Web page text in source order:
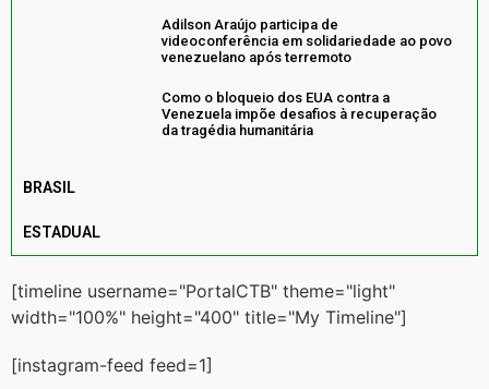
Adilson Araújo participa de
videoconferência em solidariedade ao povo
venezuelano após terremoto
Como o bloqueio dos EUA contra a
Venezuela impõe desafios à recuperação
da tragédia humanitária
BRASIL
ESTADUAL
[timeline username="PortalCTB" theme="light"
width="100%" height="400" title="My Timeline"]
[instagram-feed feed=1]